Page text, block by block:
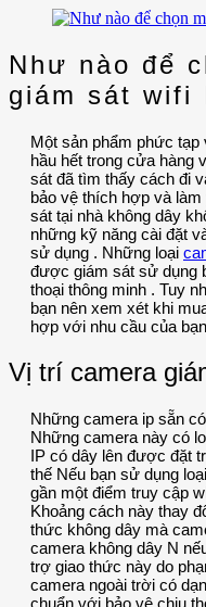
Như nào để
giám sát wifi
Một sản phẩm phức
hầu hết trong cửa hàng
sát đã tìm thấy cách đi
bảo vệ thích hợp và
sát tại nhà không dây
những kỹ năng cài đặt
sử dụng . Những loại
được giám sát sử dụng
thoại thông minh . Tuy
bạn nên xem xét khi
hợp với nhu cầu của
Vị trí camera
Những camera ip sẵn
Những camera này có
IP có dây lên được đặt
thế Nếu bạn sử dụng
gần một điểm truy cập
Khoảng cách này thay
thức không dây mà
camera không dây N
trợ giao thức này do
camera ngoài trời có
chuẩn với bảo vệ chịu